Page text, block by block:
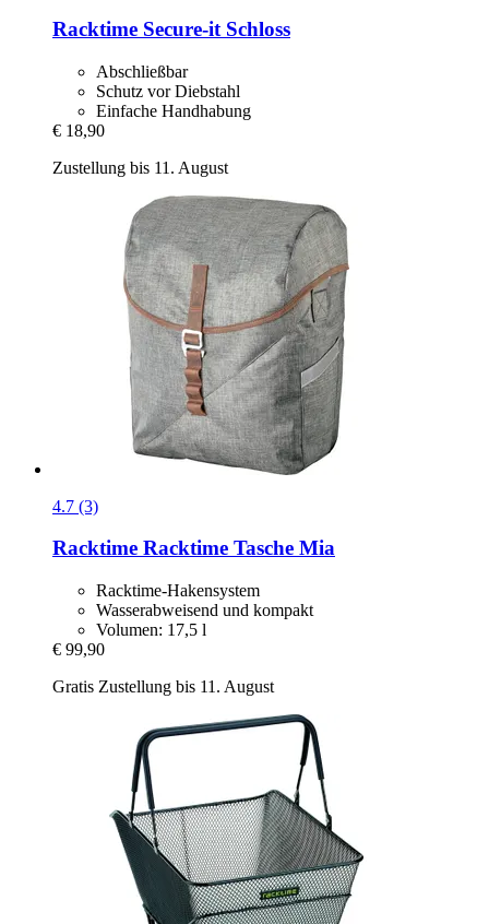
Racktime Secure-​it Schloss
Abschließbar
Schutz vor Diebstahl
Einfache Handhabung
€ 18,90
Zustellung bis 11. August
4.7 (3)
Racktime Racktime Tasche Mia
Racktime-Hakensystem
Wasserabweisend und kompakt
Volumen: 17,5 l
€ 99,90
Gratis Zustellung bis 11. August